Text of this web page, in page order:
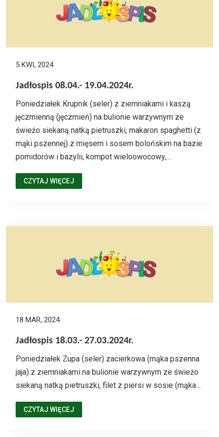
5 KWI, 2024
Jadłospis 08.04.- 19.04.2024r.
Poniedziałek Krupnik (seler) z ziemniakami i kaszą
jęczmienną (jęczmień) na bulionie warzywnym ze
świeżo siekaną natką pietruszki, makaron spaghetti (z
mąki pszennej) z mięsem i sosem bolońskim na bazie
pomidorów i bazylii, kompot wieloowocowy,…
CZYTAJ WIĘCEJ
18 MAR, 2024
Jadłospis 18.03.- 27.03.2024r.
Poniedziałek Zupa (seler) zacierkowa (mąka pszenna
jaja) z ziemniakami na bulionie warzywnym ze świeżo
siekaną natką pietruszki, filet z piersi w sosie (mąka…
CZYTAJ WIĘCEJ